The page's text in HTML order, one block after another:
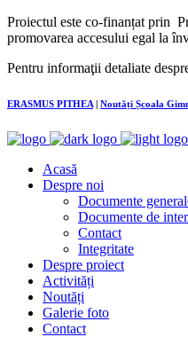
Proiectul este co-finanțat prin
promovarea accesului egal la
Pentru informaţii detaliate
ERASMUS PITHEA | Noutăți Școala
Acasă
Despre noi
Documente
Documente de
Contact
Integritate
Despre proiect
Activități
Noutăți
Galerie foto
Contact